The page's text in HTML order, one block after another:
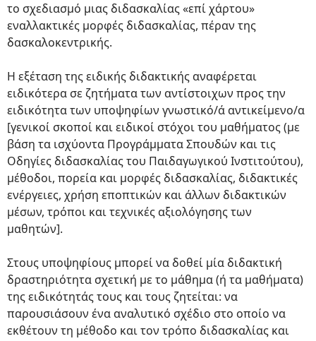
το σχεδιασμό μιας διδασκαλίας «επί χάρτου»
εναλλακτικές μορφές διδασκαλίας, πέραν της
δασκαλοκεντρικής.
Η εξέταση της ειδικής διδακτικής αναφέρεται
ειδικότερα σε ζητήματα των αντίστοιχων προς την
ειδικότητα των υποψηφίων γνωστικό/ά αντικείμενο/α
[γενικοί σκοποί και ειδικοί στόχοι του μαθήματος (με
βάση τα ισχύοντα Προγράμματα Σπουδών και τις
Οδηγίες διδασκαλίας του Παιδαγωγικού Ινστιτούτου),
μέθοδοι, πορεία και μορφές διδασκαλίας, διδακτικές
ενέργειες, χρήση εποπτικών και άλλων διδακτικών
μέσων, τρόποι και τεχνικές αξιολόγησης των
μαθητών].
Στους υποψηφίους μπορεί να δοθεί μία διδακτική
δραστηριότητα σχετική με το μάθημα (ή τα μαθήματα)
της ειδικότητάς τους και τους ζητείται: να
παρουσιάσουν ένα αναλυτικό σχέδιο στο οποίο να
εκθέτουν τη μέθοδο και τον τρόπο διδασκαλίας και